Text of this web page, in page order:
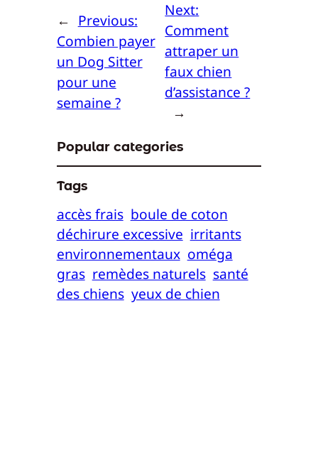
← Previous:
Combien payer
un Dog Sitter
pour une
semaine ?
Next:
Comment
attraper un
faux chien
d’assistance ?
→
Popular categories
Tags
accès frais boule de coton
déchirure excessive irritants
environnementaux oméga
gras remèdes naturels santé
des chiens yeux de chien